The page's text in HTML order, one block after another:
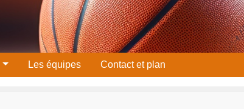
Les équipes Contact et plan